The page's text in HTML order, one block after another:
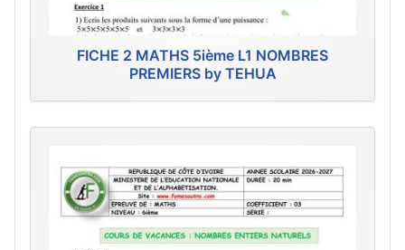
FICHE 2 MATHS 5ième L1 NOMBRES
PREMIERS by TEHUA